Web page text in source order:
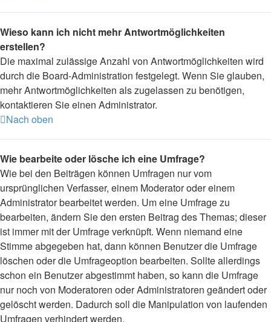
Wieso kann ich nicht mehr Antwortmöglichkeiten
erstellen?
Die maximal zulässige Anzahl von Antwortmöglichkeiten wird
durch die Board-Administration festgelegt. Wenn Sie glauben,
mehr Antwortmöglichkeiten als zugelassen zu benötigen,
kontaktieren Sie einen Administrator.
Nach oben
Wie bearbeite oder lösche ich eine Umfrage?
Wie bei den Beiträgen können Umfragen nur vom
ursprünglichen Verfasser, einem Moderator oder einem
Administrator bearbeitet werden. Um eine Umfrage zu
bearbeiten, ändern Sie den ersten Beitrag des Themas; dieser
ist immer mit der Umfrage verknüpft. Wenn niemand eine
Stimme abgegeben hat, dann können Benutzer die Umfrage
löschen oder die Umfrageoption bearbeiten. Sollte allerdings
schon ein Benutzer abgestimmt haben, so kann die Umfrage
nur noch von Moderatoren oder Administratoren geändert oder
gelöscht werden. Dadurch soll die Manipulation von laufenden
Umfragen verhindert werden.